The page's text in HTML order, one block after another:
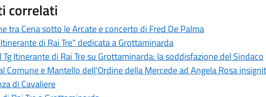
correlati
tra Cena sotto le Arcate e concerto di Fred De Palma
di Rai Tre" dedicata a Grottaminarda
Tg Itinerante di Rai Tre su Grottaminarda: la soddisfazione del Sindaco
Comune e Mantello dell'Ordine della Mercede ad Angela Rosa
di Cavaliere